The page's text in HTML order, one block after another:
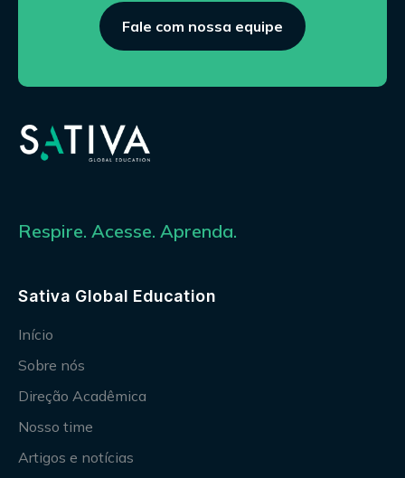
Fale com nossa equipe
Respire. Acesse. Aprenda.
Sativa Global Education
Início
Sobre nós
Direção Acadêmica
Nosso time
Artigos e notícias